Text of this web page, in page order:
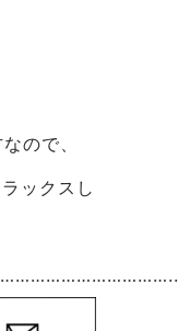
ので、
ックスし